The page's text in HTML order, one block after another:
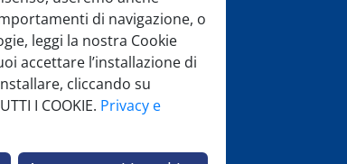
di navigazione, o
leggi la nostra Cookie
accettare l’installazione di
cliccando su
I COOKIE. Privacy e
sarà lieto di aiutarti
una